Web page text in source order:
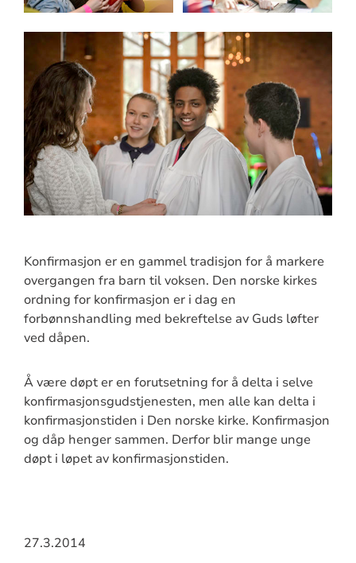
Konfirmasjon er en gammel tradisjon for å markere
overgangen fra barn til voksen. Den norske kirkes
ordning for konfirmasjon er i dag en
forbønnshandling med bekreftelse av Guds løfter
ved dåpen.
Å være døpt er en forutsetning for å delta i selve
konfirmasjonsgudstjenesten, men alle kan delta i
konfirmasjonstiden i Den norske kirke. Konfirmasjon
og dåp henger sammen. Derfor blir mange unge
døpt i løpet av konfirmasjonstiden.
27.3.2014